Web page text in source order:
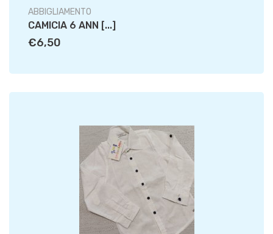
ABBIGLIAMENTO
CAMICIA 6 ANN [...]
€6,50